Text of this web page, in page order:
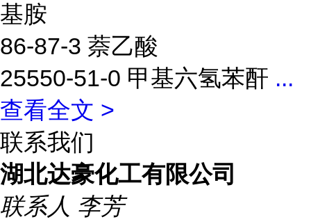
基胺
86-87-3 萘乙酸
25550-51-0 甲基六氢苯酐 ...
查看全文 >
联系我们
湖北达豪化工有限公司
联系人 李芳